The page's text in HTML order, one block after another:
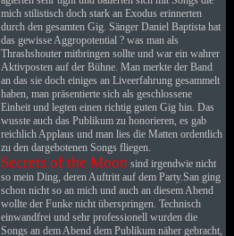
mich stilistisch doch stark an Exodus erinnerten
durch den gesamten Gig. Sänger Daniel Baptista hat
das gewisse Aggropotential ? was man als
Thrashshouter mitbringen sollte und war ein wahrer
Aktivposten auf der Bühne. Man merkte der Band
an das sie doch einiges an Liveerfahrung gesammelt
haben, man präsentierte sich als geschlossene
Einheit und legten einen richtig guten Gig hin. Das
wusste auch das Publikum zu honorieren, es gab
reichlich Applaus und man lies die Matten ordentlich
zu den dargebotenen Songs fliegen.
Secrets of the Moon sind irgendwie nicht
so mein Ding, deren Auftritt auf dem Party.San ging
schon nicht so an mich und auch an diesem Abend
wollte der Funke nicht überspringen. Technisch
einwandfrei und sehr professionell wurden die
Songs an dem Abend dem Publikum näher gebracht,